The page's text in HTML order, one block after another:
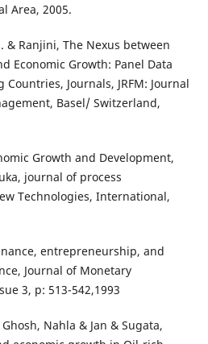
Area, 2005.
& Ranjini, The Nexus between
Economic Growth: Panel Data
Journals, JRFM: Journal
Basel/ Switzerland,
Growth and Development,
journal of process
Technologies, International,
entrepreneurship, and
Journal of Monetary
3, p: 513-542,1993
Nahla & Jan & Sugata,